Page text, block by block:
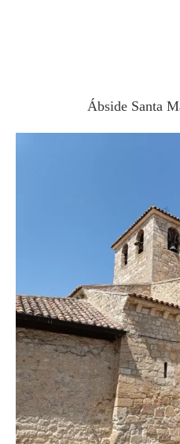
Ábside Santa